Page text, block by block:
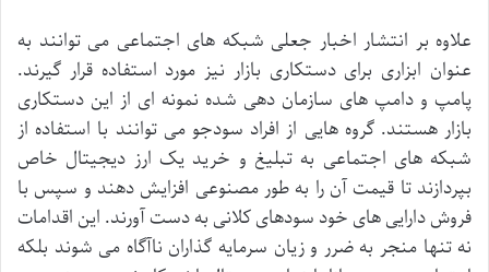
علاوه بر انتشار اخبار جعلی شبکه های اجتماعی می توانند به
عنوان ابزاری برای دستکاری بازار نیز مورد استفاده قرار گیرند.
پامپ و دامپ های سازمان دهی شده نمونه ای از این دستکاری
بازار هستند.گروه هایی از افراد سودجو می توانند با استفاده از
شبکه های اجتماعی به تبلیغ و خرید یک ارز دیجیتال خاص
بپردازند تا قیمتآن را به طور مصنوعی افزایش دهند و سپس با
فروشداراییهای خود سودهایکلانی بهدستآورند. این اقدامات
نه تنها منجر به ضرر و زیان سرمایه گذاران ناآگاه می شوند بلکه